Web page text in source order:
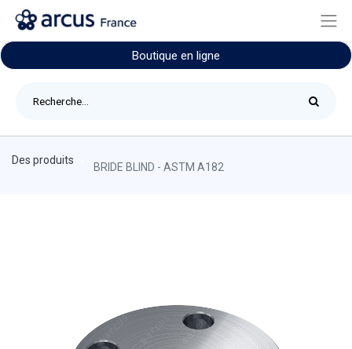
Boutique en ligne
Des produits
BRIDE BLIND - ASTM A182